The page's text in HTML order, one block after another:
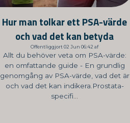
Hur man tolkar ett PSA-värde
och vad det kan betyda
Offentliggjort 02 Jun 06:42 af
Allt du behöver veta om PSA-värde:
en omfattande guide - En grundlig
genomgång av PSA-värde, vad det är
och vad det kan indikera.Prostata-
specifi...